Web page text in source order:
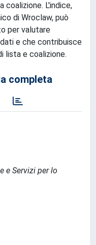
coalizione. L'indice,
di Wroclaw, può
per valutare
e che contribuisce
lista e coalizione.
completa
e Servizi per lo